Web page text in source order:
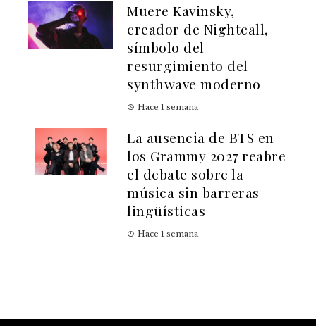
Muere Kavinsky,
creador de Nightcall,
símbolo del
resurgimiento del
synthwave moderno
Hace 1 semana
La ausencia de BTS en
los Grammy 2027 reabre
el debate sobre la
música sin barreras
lingüísticas
Hace 1 semana